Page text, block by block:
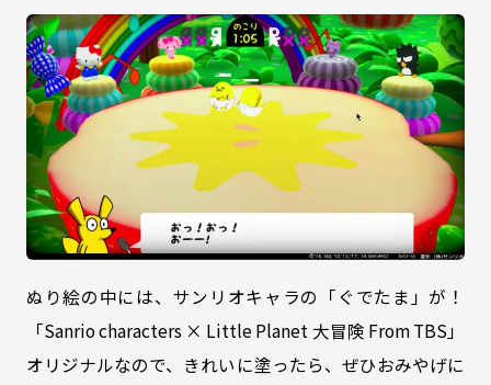
ぬり絵の中には、サンリオキャラの「ぐでたま」が！
「Sanrio characters × Little Planet 大冒険 From TBS」
オリジナルなので、きれいに塗ったら、ぜひおみやげに